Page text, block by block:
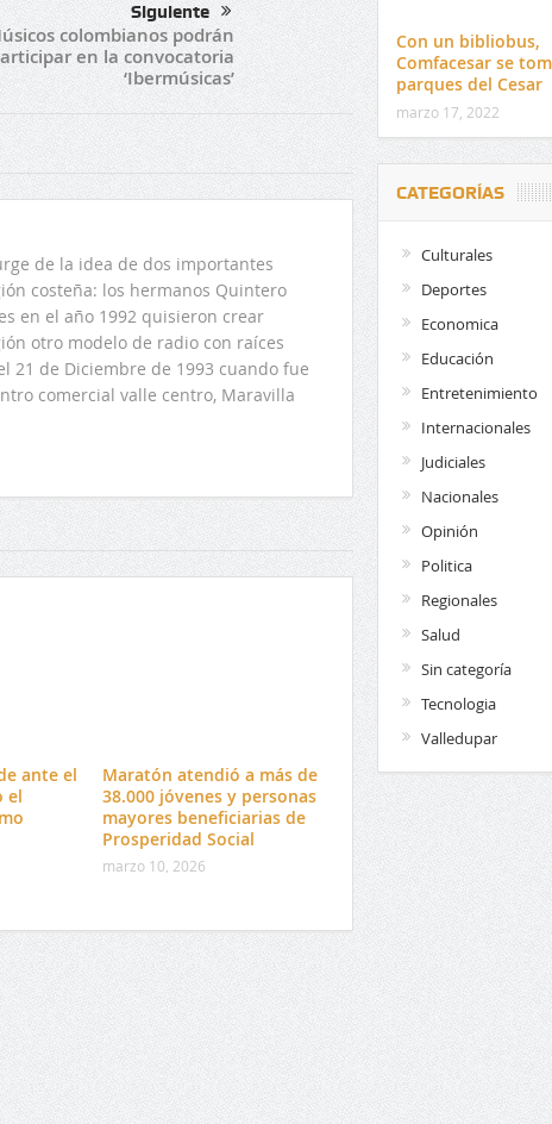
Siguiente
colombianos podrán
en la convocatoria
‘Ibermúsicas’
de la idea de dos importantes
costeña: los hermanos Quintero
en el año 1992 quisieron crear
otro modelo de radio con raíces
21 de Diciembre de 1993 cuando fue
comercial valle centro, Maravilla
ante el
el
Maratón atendió a más de
38.000 jóvenes y personas
mayores beneficiarias de
Prosperidad Social
marzo 10, 2026
Con un bibliobus,
Comfacesar se
parques del Cesar
marzo 17, 2022
CATEGORÍAS
Culturales
Deportes
Economica
Educación
Entretenimiento
Internacionales
Judiciales
Nacionales
Opinión
Politica
Regionales
Salud
Sin categoría
Tecnologia
Valledupar